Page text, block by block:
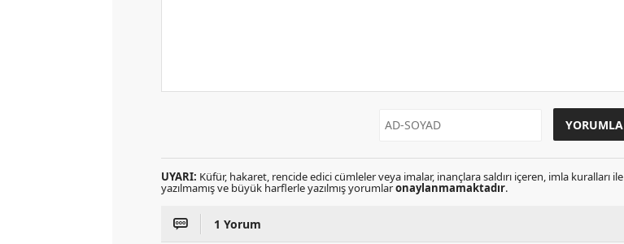
UYARI: Küfür, hakaret, rencide edici cümleler veya imalar, inançlara saldırı içeren, imla kuralları ile
yazılmamış ve büyük harflerle yazılmış yorumlaronaylanmamaktadır.
1 Yorum